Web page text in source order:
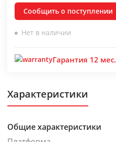
Сообщить о поступлении
Нет в наличии
Гарантия 12 мес.
Характеристики
Общие характеристики